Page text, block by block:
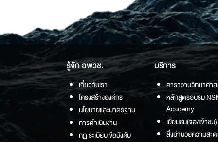
รู้จัก อพวช.
เกี่ยวกับเรา
โครงสร้างองค์กร
นโยบายและมาตรฐาน
การดำเนินงาน
กฏ ระเบียบ ข้อบังคับ
บริการ
คาราวานวิทยาศา
หลักสูตรอบรม
Academy
เยี่ยมชม(จองเข้าชม)
สิ่งอำนวยความสะ